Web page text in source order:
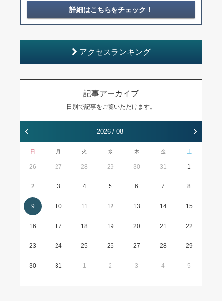
詳細はこちらをチェック！
アクセスランキング
記事アーカイブ
日別で記事をご覧いただけます。
‹ 2026 / 08 ›
日 月 火 水 木 金 土
26 27 28 29 30 31 1
2 3 4 5 6 7 8
9 10 11 12 13 14 15
16 17 18 19 20 21 22
23 24 25 26 27 28 29
30 31 1 2 3 4 5